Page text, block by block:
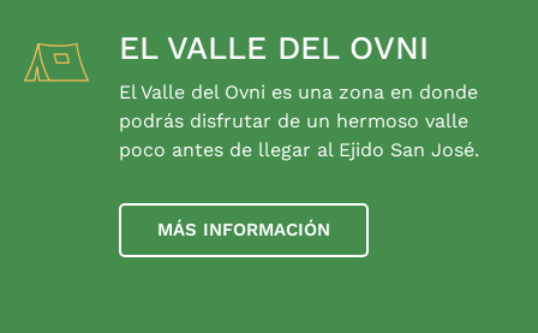
EL VALLE DEL OVNI
El Valle del Ovni es una zona en donde
podrás disfrutar de un hermoso valle
poco antes de llegar al Ejido San José.
MÁS INFORMACIÓN